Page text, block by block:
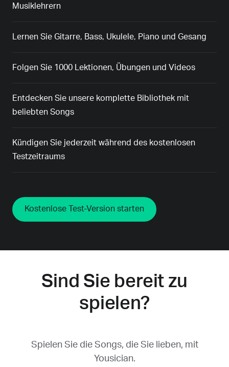
Musiklehrern
Lernen Sie Gitarre, Bass, Ukulele, Piano und Gesang
Folgen Sie 1000 Lektionen, Übungen und Videos
Entdecken Sie unsere komplette Bibliothek mit
beliebten Songs
Kündigen Sie jederzeit während des kostenlosen
Testzeitraums
Kostenlose Test-Version starten
Sind Sie bereit zu
spielen?
Spielen Sie die Songs, die Sie lieben, mit
Yousician.